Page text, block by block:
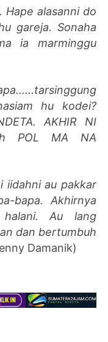
alasanni do
gareja. Sonaha
ia marminggu
hu kodei?
AKHIR NI
POL MA NA
iidahni au pakkar
bapa. Akhirnya
halani. Au lang
dan bertumbuh
Damanik)